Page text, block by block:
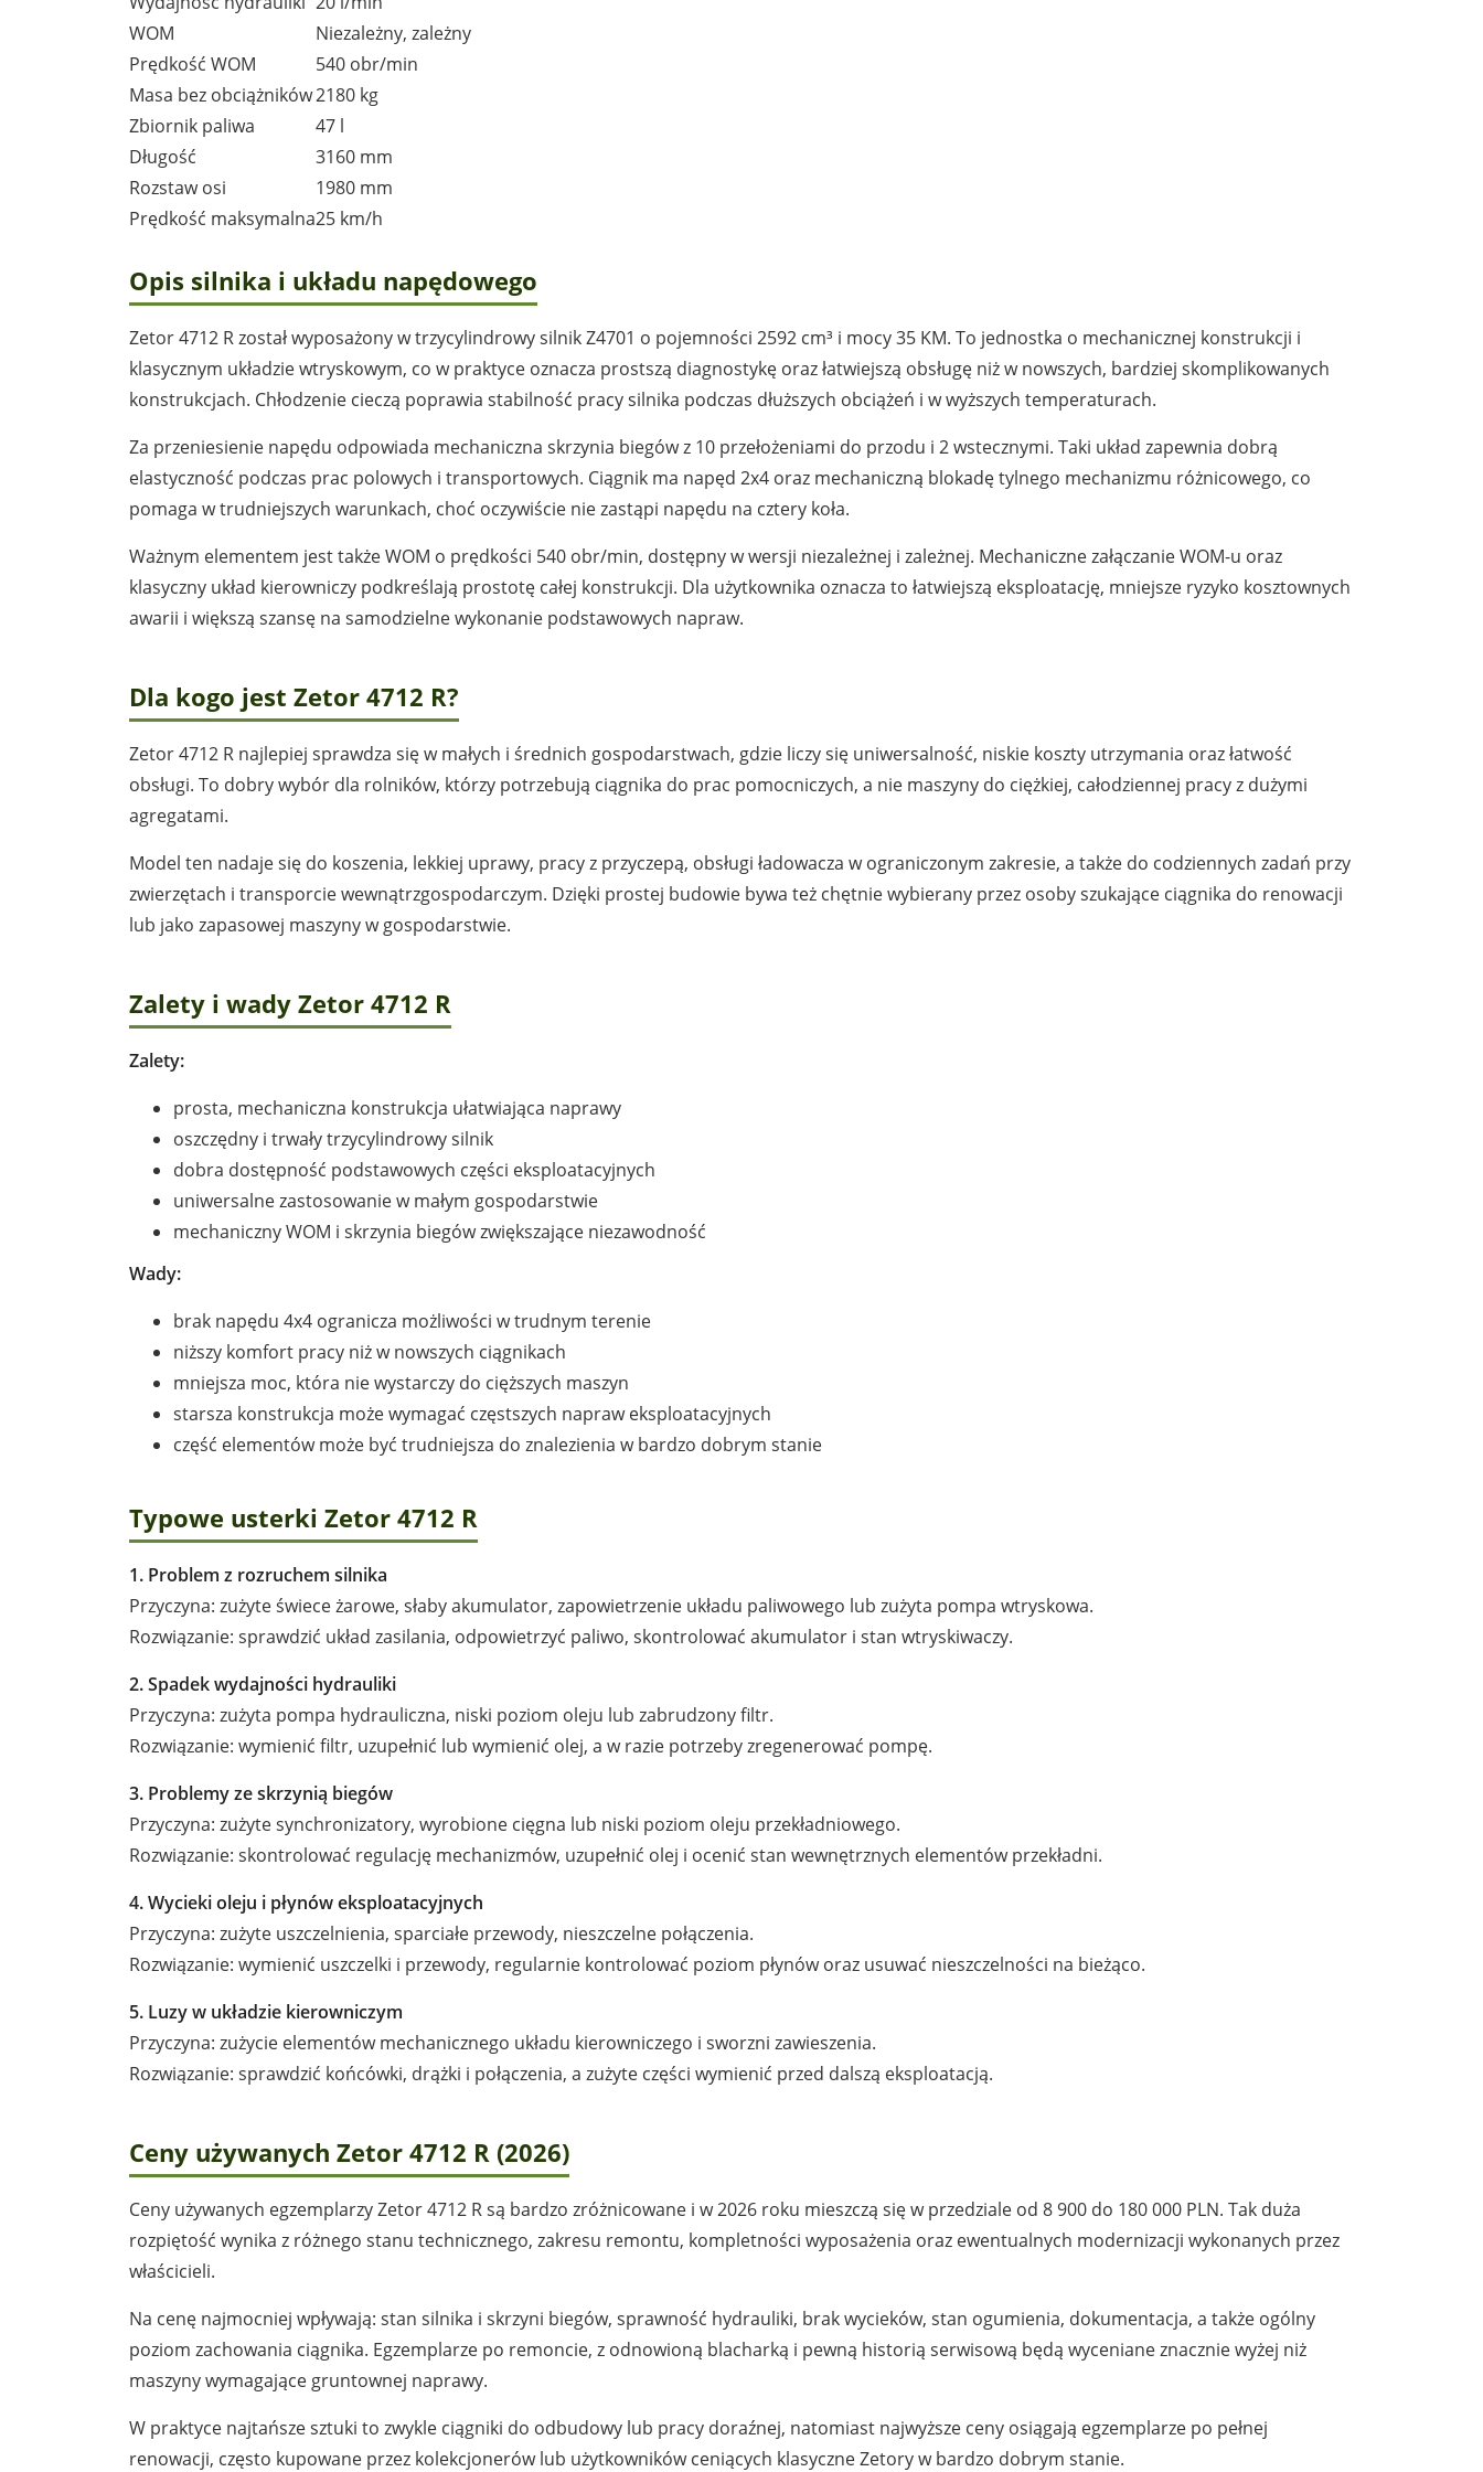
WOM
Niezależny, zależny
Prędkość WOM
540 obr/min
Masa bez obciążników2180 kg
Zbiornik paliwa
47 l
Długość
3160 mm
Rozstaw osi
1980 mm
Prędkość maksymalna25 km/h
Opis silnika i układu napędowego
Zetor 4712 R został wyposażony w trzycylindrowy silnik Z4701 o pojemności 2592 cm³ i mocy 35 KM. To jednostka o mechanicznej konstrukcji i
klasycznym układzie wtryskowym, co w praktyce oznacza prostszą diagnostykę oraz łatwiejszą obsługę niż w nowszych, bardziej skomplikowanych
konstrukcjach. Chłodzenie cieczą poprawia stabilność pracy silnika podczas dłuższych obciążeń i w wyższych temperaturach.
Za przeniesienie napędu odpowiada mechaniczna skrzynia biegów z 10 przełożeniami do przodu i 2 wstecznymi. Taki układ zapewnia dobrą
elastyczność podczas prac polowych i transportowych. Ciągnik ma napęd 2x4 oraz mechaniczną blokadę tylnego mechanizmu różnicowego, co
pomaga w trudniejszych warunkach, choć oczywiście nie zastąpi napędu na cztery koła.
Ważnym elementem jest także WOM o prędkości 540 obr/min, dostępny w wersji niezależnej i zależnej. Mechaniczne załączanie WOM-u oraz
klasyczny układ kierowniczy podkreślają prostotę całej konstrukcji. Dla użytkownika oznacza to łatwiejszą eksploatację, mniejsze ryzyko kosztownych
awarii i większą szansę na samodzielne wykonanie podstawowych napraw.
Dla kogo jest Zetor 4712 R?
Zetor 4712 R najlepiej sprawdza się w małych i średnich gospodarstwach, gdzie liczy się uniwersalność, niskie koszty utrzymania oraz łatwość
obsługi. To dobry wybór dla rolników, którzy potrzebują ciągnika do prac pomocniczych, a nie maszyny do ciężkiej, całodziennej pracy z dużymi
agregatami.
Model ten nadaje się do koszenia, lekkiej uprawy, pracy z przyczepą, obsługi ładowacza w ograniczonym zakresie, a także do codziennych zadań przy
zwierzętach i transporcie wewnątrzgospodarczym. Dzięki prostej budowie bywa też chętnie wybierany przez osoby szukające ciągnika do renowacji
lub jako zapasowej maszyny w gospodarstwie.
Zalety i wady Zetor 4712 R
Zalety:
prosta, mechaniczna konstrukcja ułatwiająca naprawy
oszczędny i trwały trzycylindrowy silnik
dobra dostępność podstawowych części eksploatacyjnych
uniwersalne zastosowanie w małym gospodarstwie
mechaniczny WOM i skrzynia biegów zwiększające niezawodność
Wady:
brak napędu 4x4 ogranicza możliwości w trudnym terenie
niższy komfort pracy niż w nowszych ciągnikach
mniejsza moc, która nie wystarczy do cięższych maszyn
starsza konstrukcja może wymagać częstszych napraw eksploatacyjnych
część elementów może być trudniejsza do znalezienia w bardzo dobrym stanie
Typowe usterki Zetor 4712 R
1. Problem z rozruchem silnika
Przyczyna: zużyte świece żarowe, słaby akumulator, zapowietrzenie układu paliwowego lub zużyta pompa wtryskowa.
Rozwiązanie: sprawdzić układ zasilania, odpowietrzyć paliwo, skontrolować akumulator i stan wtryskiwaczy.
2. Spadek wydajności hydrauliki
Przyczyna: zużyta pompa hydrauliczna, niski poziom oleju lub zabrudzony filtr.
Rozwiązanie: wymienić filtr, uzupełnić lub wymienić olej, a w razie potrzeby zregenerować pompę.
3. Problemy ze skrzynią biegów
Przyczyna: zużyte synchronizatory, wyrobione cięgna lub niski poziom oleju przekładniowego.
Rozwiązanie: skontrolować regulację mechanizmów, uzupełnić olej i ocenić stan wewnętrznych elementów przekładni.
4. Wycieki oleju i płynów eksploatacyjnych
Przyczyna: zużyte uszczelnienia, sparciałe przewody, nieszczelne połączenia.
Rozwiązanie: wymienić uszczelki i przewody, regularnie kontrolować poziom płynów oraz usuwać nieszczelności na bieżąco.
5. Luzy w układzie kierowniczym
Przyczyna: zużycie elementów mechanicznego układu kierowniczego i sworzni zawieszenia.
Rozwiązanie: sprawdzić końcówki, drążki i połączenia, a zużyte części wymienić przed dalszą eksploatacją.
Ceny używanych Zetor 4712 R (2026)
Ceny używanych egzemplarzy Zetor 4712 R są bardzo zróżnicowane i w 2026 roku mieszczą się w przedziale od 8 900 do 180 000 PLN. Tak duża
rozpiętość wynika z różnego stanu technicznego, zakresu remontu, kompletności wyposażenia oraz ewentualnych modernizacji wykonanych przez
właścicieli.
Na cenę najmocniej wpływają: stan silnika i skrzyni biegów, sprawność hydrauliki, brak wycieków, stan ogumienia, dokumentacja, a także ogólny
poziom zachowania ciągnika. Egzemplarze po remoncie, z odnowioną blacharką i pewną historią serwisową będą wyceniane znacznie wyżej niż
maszyny wymagające gruntownej naprawy.
W praktyce najtańsze sztuki to zwykle ciągniki do odbudowy lub pracy doraźnej, natomiast najwyższe ceny osiągają egzemplarze po pełnej
renowacji, często kupowane przez kolekcjonerów lub użytkowników ceniących klasyczne Zetory w bardzo dobrym stanie.